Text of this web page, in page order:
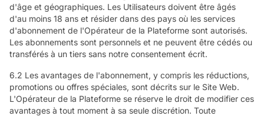
d'âge et géographiques. Les Utilisateurs doivent être âgés
d'au moins 18 ans et résider dans des pays où les services
d'abonnement de l'Opérateur de la Plateforme sont autorisés.
Les abonnements sont personnels et ne peuvent être cédés ou
transférés à un tiers sans notre consentement écrit.
6.2 Les avantages de l'abonnement, y compris les réductions,
promotions ou offres spéciales, sont décrits sur le Site Web.
L'Opérateur de la Plateforme se réserve le droit de modifier ces
avantages à tout moment à sa seule discrétion. Toute